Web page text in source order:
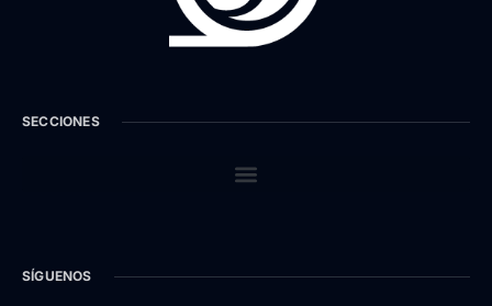
SECCIONES
SÍGUENOS